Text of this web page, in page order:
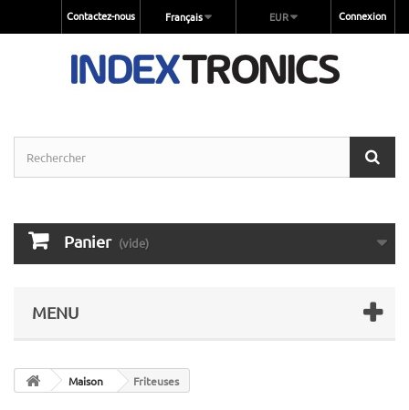
Connexion
EUR
Français
Contactez-nous
Panier (vide)
MENU
Maison Friteuses